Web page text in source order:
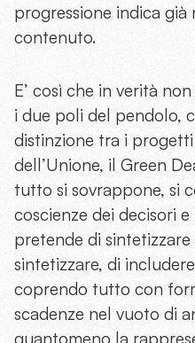
progressione indica già
contenuto.
E’ così che in verità
i due poli del pendolo,
distinzione tra i
dell’Unione, il Green
tutto si sovrappone, si
coscienze dei decisori
pretende di
sintetizzare, di
coprendo tutto con
scadenze nel vuoto di